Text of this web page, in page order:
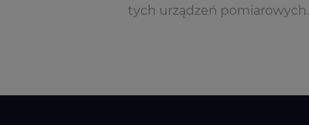
tych urządzeń pomiarowych.